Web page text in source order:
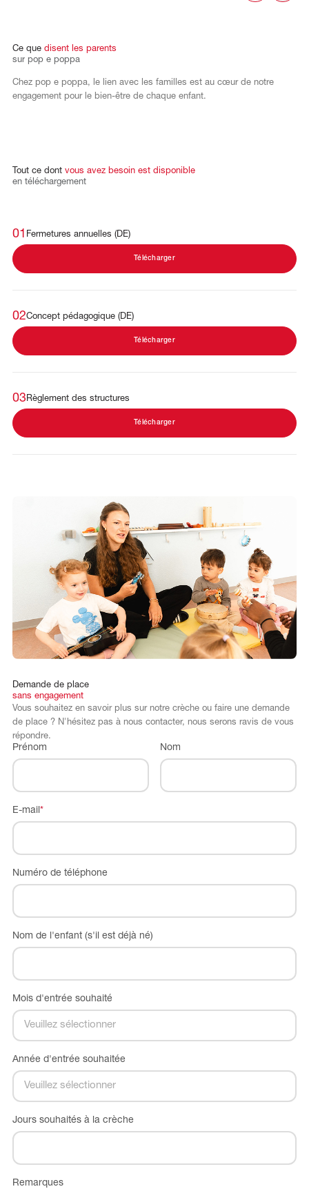
Ce que disent les parents
sur pop e poppa
Chez pop e poppa, le lien avec les familles est au cœur de notre
engagement pour le bien-être de chaque enfant.
Tout ce dont vous avez besoin est disponible
en téléchargement
01 Fermetures annuelles (DE)
Télécharger
02Concept pédagogique (DE)
Télécharger
03 Règlement des structures
Télécharger
Demande de place
sans engagement
Vous souhaitez en savoir plus sur notre crèche ou faire une demande
de place ? N'hésitez pas à nous contacter, nous serons ravis de vous
répondre.
Prénom Nom
E-mail *
Numéro de téléphone
Nom de l'enfant (s'il est déjà né)
Mois d'entrée souhaité
Année d'entrée souhaitée
Jours souhaités à la crèche
Remarques